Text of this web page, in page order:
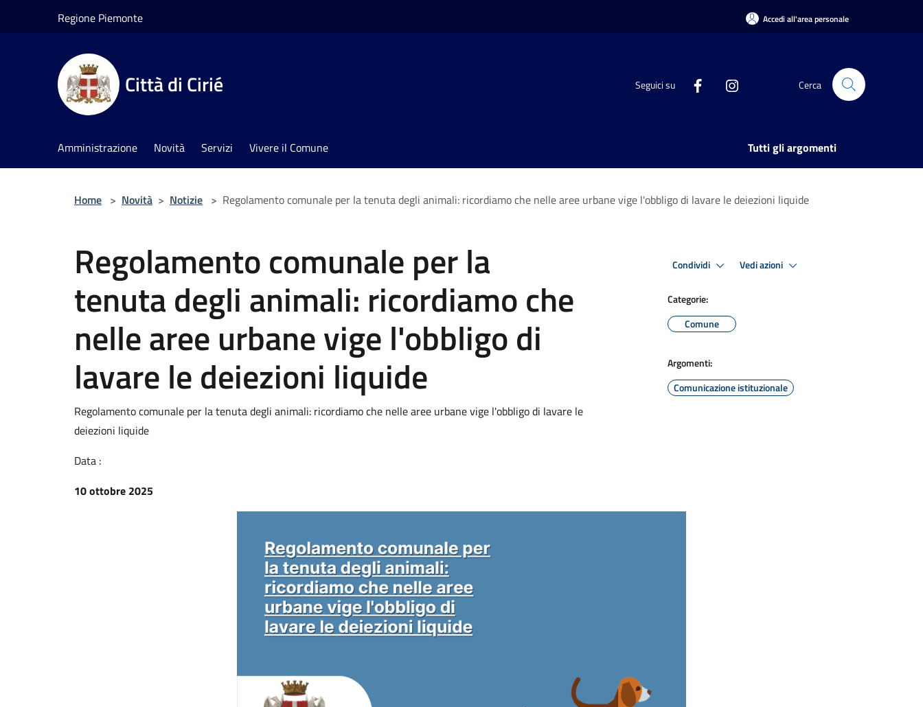
Regione Piemonte Accedi all'area personale
Città di Cirié Seguici su Cerca
Amministrazione Novità Servizi Vivere il Comune Tutti gli argomenti
Home > Novità > Notizie > Regolamento comunale per la tenuta degli animali: ricordiamo che nelle aree urbane vige l'obbligo di lavare le deiezioni liquide
Regolamento comunale per la
tenuta degli animali: ricordiamo che
nelle aree urbane vige l'obbligo di
lavare le deiezioni liquide
Regolamento comunale per la tenuta degli animali: ricordiamo che nelle aree urbane vige l'obbligo di lavare le
deiezioni liquide
Data :
10 ottobre 2025
Condividi Vedi azioni
Categorie:
Comune
Argomenti:
Comunicazione istituzionale